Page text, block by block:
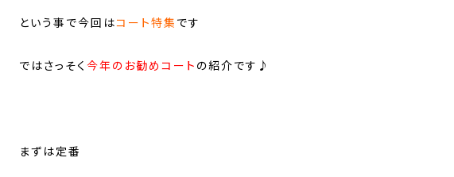
という事で今回はコート特集 です
ではさっそく 今年のお勧めコート の紹介です♪
まずは定番